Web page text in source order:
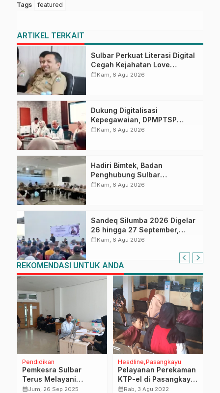
Tags featured
ARTIKEL TERKAIT
Sulbar Perkuat Literasi Digital
Cegah Kejahatan Love
Scamming
calendar_monthKam, 6 Agu 2026
Dukung Digitalisasi
Kepegawaian, DPMPTSP
Sulbar Siap Terapkan Aplikasi
calendar_monthKam, 6 Agu 2026
Hadiri Bimtek, Badan
Penghubung Sulbar
Tingkatkan Kompetensi ASN
calendar_monthKam, 6 Agu 2026
Sandeq Silumba 2026 Digelar
26 hingga 27 September,
Rangkaian HUT Sulbar
calendar_monthKam, 6 Agu 2026
REKOMENDASI UNTUK ANDA
Pendidikan
Pemkesra Sulbar
Terus Melayani
Pemberkasan
calendar_monthJum, 26 Sep 2025
Headline Pasangkayu
Pelayanan Perekaman
KTP-el di Pasangkayu
Terkendala, Ini
calendar_monthRab, 3 Agu 2022